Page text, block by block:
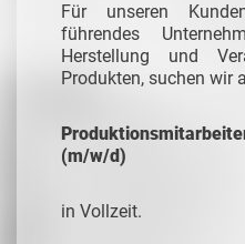
Für unseren
führendes
Herstellung und
Produkten, suchen wir
(m/w/d)
in Vollzeit.